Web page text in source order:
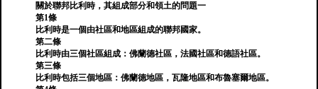
關於聯邦比利時，其組成部分和領土的問題一
第1條
比利時是一個由社區和地區組成的聯邦國家。
第二條
比利時由三個社區組成：佛蘭德社區，法國社區和德語社區。
第三條
比利時包括三個地區：佛蘭德地區，瓦隆地區和布魯塞爾地區。